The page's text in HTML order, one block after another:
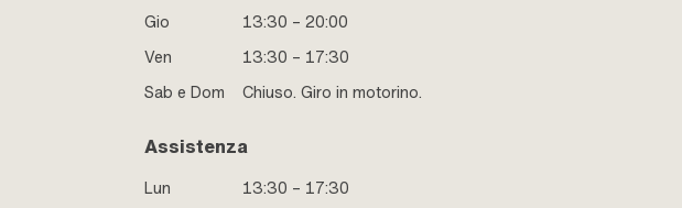
Gio
13:30 – 20:00
Ven
13:30 – 17:30
Sab e Dom
Chiuso. Giro in motorino.
Assistenza
Lun 13:30 – 17:30